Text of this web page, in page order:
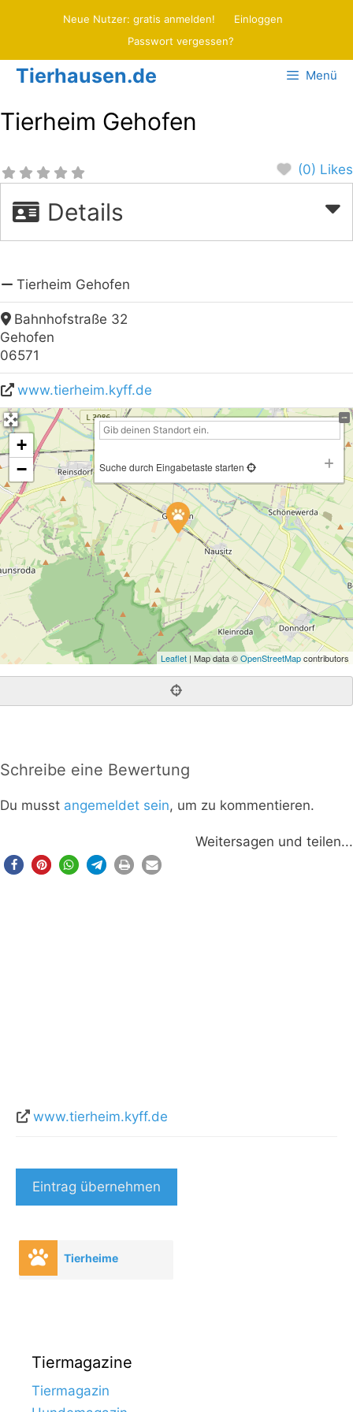
Neue Nutzer: gratis anmelden!
Einloggen
Passwort vergessen?
Tierhausen.de Menü
Tierheim Gehofen
(0) Likes
Details
Tierheim Gehofen
Bahnhofstraße 32
Gehofen
06571
www.tierheim.kyff.de
+
−
Suche durch Eingabetaste starten
Leaflet | Map data ©OpenStreetMapcontributors
Schreibe eine Bewertung
Du musst angemeldet sein, um zu kommentieren.
Weitersagen und teilen...
www.tierheim.kyff.de
Eintrag übernehmen
Tierheime
Tiermagazine
Tiermagazin